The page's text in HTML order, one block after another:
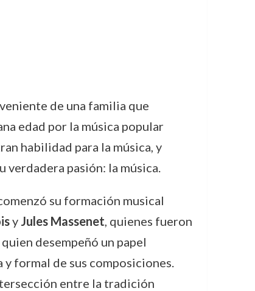
de una familia que
edad por la música popular
habilidad para la música, y
pasión: la música.
su formación musical
y Jules Massenet, quienes fueron
quien desempeñó un papel
formal de sus composiciones.
entre la tradición